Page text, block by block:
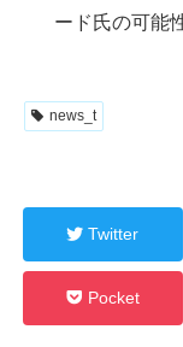
ード氏の可能
news_t
Twitter
Pocket